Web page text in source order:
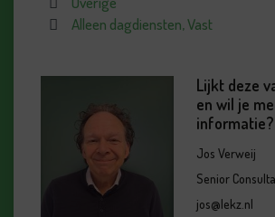
Alleen dagdiensten, Vast
Lijkt deze
en wil je
informatie?
Jos Verweij
Senior
jos@lekz.nl